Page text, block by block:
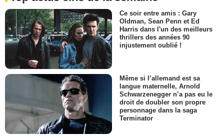
Ce soir entre amis : Gary
Oldman, Sean Penn et Ed
Harris dans l'un des meilleurs
thrillers des années 90
injustement oublié !
Même si l’allemand est sa
langue maternelle, Arnold
Schwarzenegger n’a pas eu le
droit de doubler son propre
personnage dans la saga
Terminator